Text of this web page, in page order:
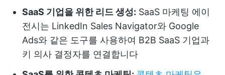
SaaS 기업을 위한 리드 생성: SaaS 마케팅 에이
전시는 LinkedIn Sales Navigator와 Google
Ads와 같은 도구를 사용하여 B2B SaaS 기업과
키 의사 결정자를 연결합니다